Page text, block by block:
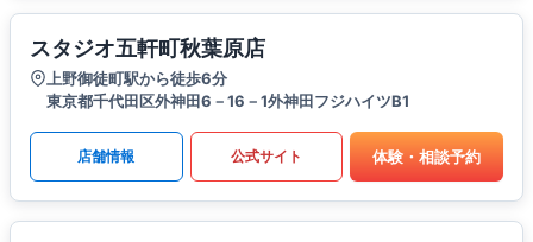
スタジオ五軒町秋葉原店
上野御徒町駅から徒歩6分
東京都千代田区外神田6－16－1外神田フジハイツB1
店舗情報 公式サイト 体験・相談予約